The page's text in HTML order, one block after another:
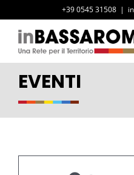
al
contenuto
+39 0545 31508 |
EVENTI